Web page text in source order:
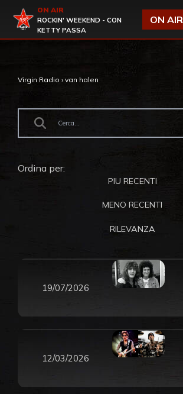
Virgin Radio
ON AIR
ROCKIN' WEEKEND - CON
KETTY PASSA
ON AIR
Virgin Radio › van halen
Ordina per:
PIU RECENTI
MENO RECENTI
RILEVANZA
19/07/2026
12/03/2026